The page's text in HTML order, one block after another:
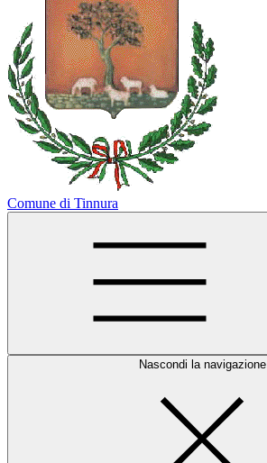
Comune di Tinnura
Nascondi la navigazione